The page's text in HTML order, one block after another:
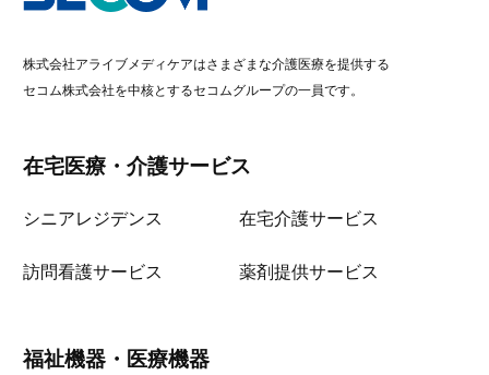
株式会社アライブメディケアはさまざまな介護医療を提供する
セコム株式会社を中核とするセコムグループの一員です。
在宅医療・介護サービス
シニアレジデンス 在宅介護サービス
訪問看護サービス 薬剤提供サービス
福祉機器・医療機器